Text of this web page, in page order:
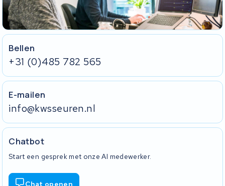
Bellen
+31 (0)485 782 565
E-mailen
info@kwsseuren.nl
Chatbot
Start een gesprek met onze AI medewerker.
Chat openen